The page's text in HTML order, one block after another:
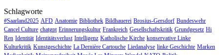
Schlagworte
#Saarland2025 AFD Anatomie Bibliothek Bildhauerei Brosius-Gersdorf Bundeswehr
Cancel Culture chatgpt Erinnerungskultur Frankreich Gesellschaftskritik Grundgesetz Hi
Ren Identität Identitätsverlust Intelligenz Katholische Kirche konservative Linke
Kulturkritik Kunstgeschichte La Dernière Cartouche Liedanalyse linke Geschichte Marken